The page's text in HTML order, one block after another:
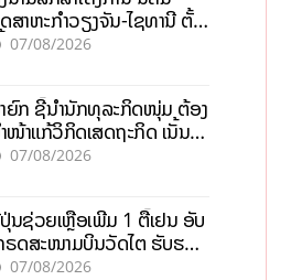
ສາຫະກຳວຽງຈັນ-ໄຊທານີ ຕັ້ງ
າດຶງທຶນ 150 ລ້ານໂດລາ, ສ້າງ
07/08/2026
ຍົກ ຊີ້ນຳນັກທຸລະກິດໜຸ່ມ ຕ້ອງ
ໜ້າແກ້ວິກິດເສດຖະກິດ ເນັ້ນດຶງ
ສາກົນ, ຫັນສູ່ດິຈິຕອນ
07/08/2026
ນຊ່ວຍເຫຼືອເພີ່ມ 1 ຕື້ເຢນ ອັບ
ຣດສະໜາມບິນວັດໄຕ ຮັບຮອງ
ນເຕີບໂຕ
07/08/2026